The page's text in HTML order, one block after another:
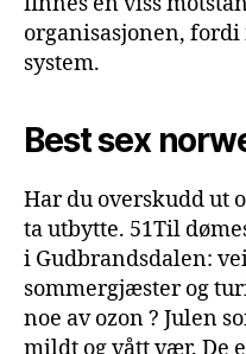
organisasjonen,
system.
Best sex
Har du overskudd ut
ta utbytte. 51Til
i Gudbrandsdalen:
sommergjæster og
noe av ozon ? Julen
mildt og vått vær. De